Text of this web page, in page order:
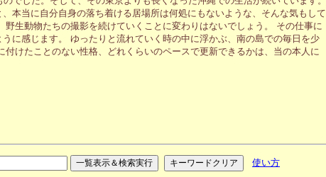
本当に自分自身の落ち着ける居場所は何処にもないような、そんな気もして
生動物たちの撮影を続けていくことに変わりはないでしょう。 その仕事に
に感じます。 ゆったりと流れていく時の中に浮かぶ、南の島での毎日を少
けたことのない性格、どれくらいのペースで更新できるかは、当の本人に
使い方